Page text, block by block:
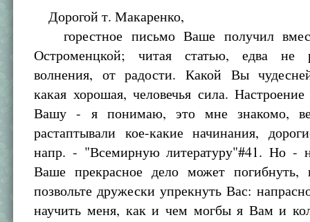
Дорогой т. Макаренко,
горестное письмо Ваше получил
Остроменцкой; читая статью, едва не
волнения, от радости. Какой Вы
какая хорошая, человечья сила.
Вашу - я понимаю, это мне знакомо,
растаптывали кое-какие начинания,
напр. - "Всемирную литературу"#41. Но -
Ваше прекрасное дело может
позвольте дружески упрекнуть Вас:
научить меня, как и чем могбы я Вам и